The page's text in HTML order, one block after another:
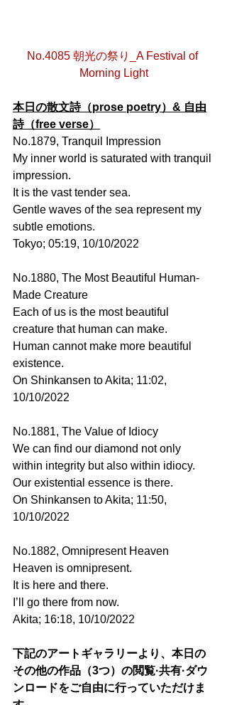
No.4085 朝光の祭り_A Festival of
Morning Light
本日の散文詩（prose poetry）& 自由
詩（free verse）
No.1879, Tranquil Impression
My inner world is saturated with tranquil
impression.
It is the vast tender sea.
Gentle waves of the sea represent my
subtle emotions.
Tokyo; 05:19, 10/10/2022
No.1880, The Most Beautiful Human-
Made Creature
Each of us is the most beautiful
creature that human can make.
Human cannot make more beautiful
existence.
On Shinkansen to Akita; 11:02,
10/10/2022
No.1881, The Value of Idiocy
We can find our diamond not only
within integrity but also within idiocy.
Our existential essence is there.
On Shinkansen to Akita; 11:50,
10/10/2022
No.1882, Omnipresent Heaven
Heaven is omnipresent.
It is here and there.
I’ll go there from now.
Akita; 16:18, 10/10/2022
下記のアートギャラリーより、本日の
その他の作品（3つ）の閲覧·共有·ダウ
ンロードをご自由に行っていただけま